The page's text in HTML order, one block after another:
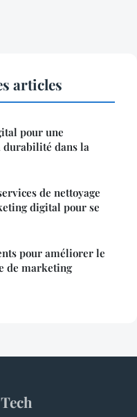
articles
pour une
durabilité dans la
de nettoyage
digital pour se
pour améliorer le
de marketing